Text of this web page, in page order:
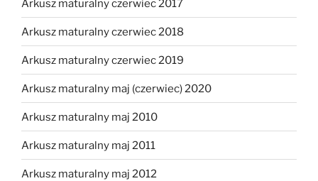
Arkusz maturalny czerwiec 2017
Arkusz maturalny czerwiec 2018
Arkusz maturalny czerwiec 2019
Arkusz maturalny maj (czerwiec) 2020
Arkusz maturalny maj 2010
Arkusz maturalny maj 2011
Arkusz maturalny maj 2012